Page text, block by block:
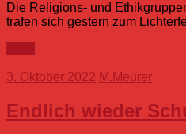
Die Religions- und
trafen sich gestern zum
3. Oktober 2022 M.Meurer
Endlich wieder